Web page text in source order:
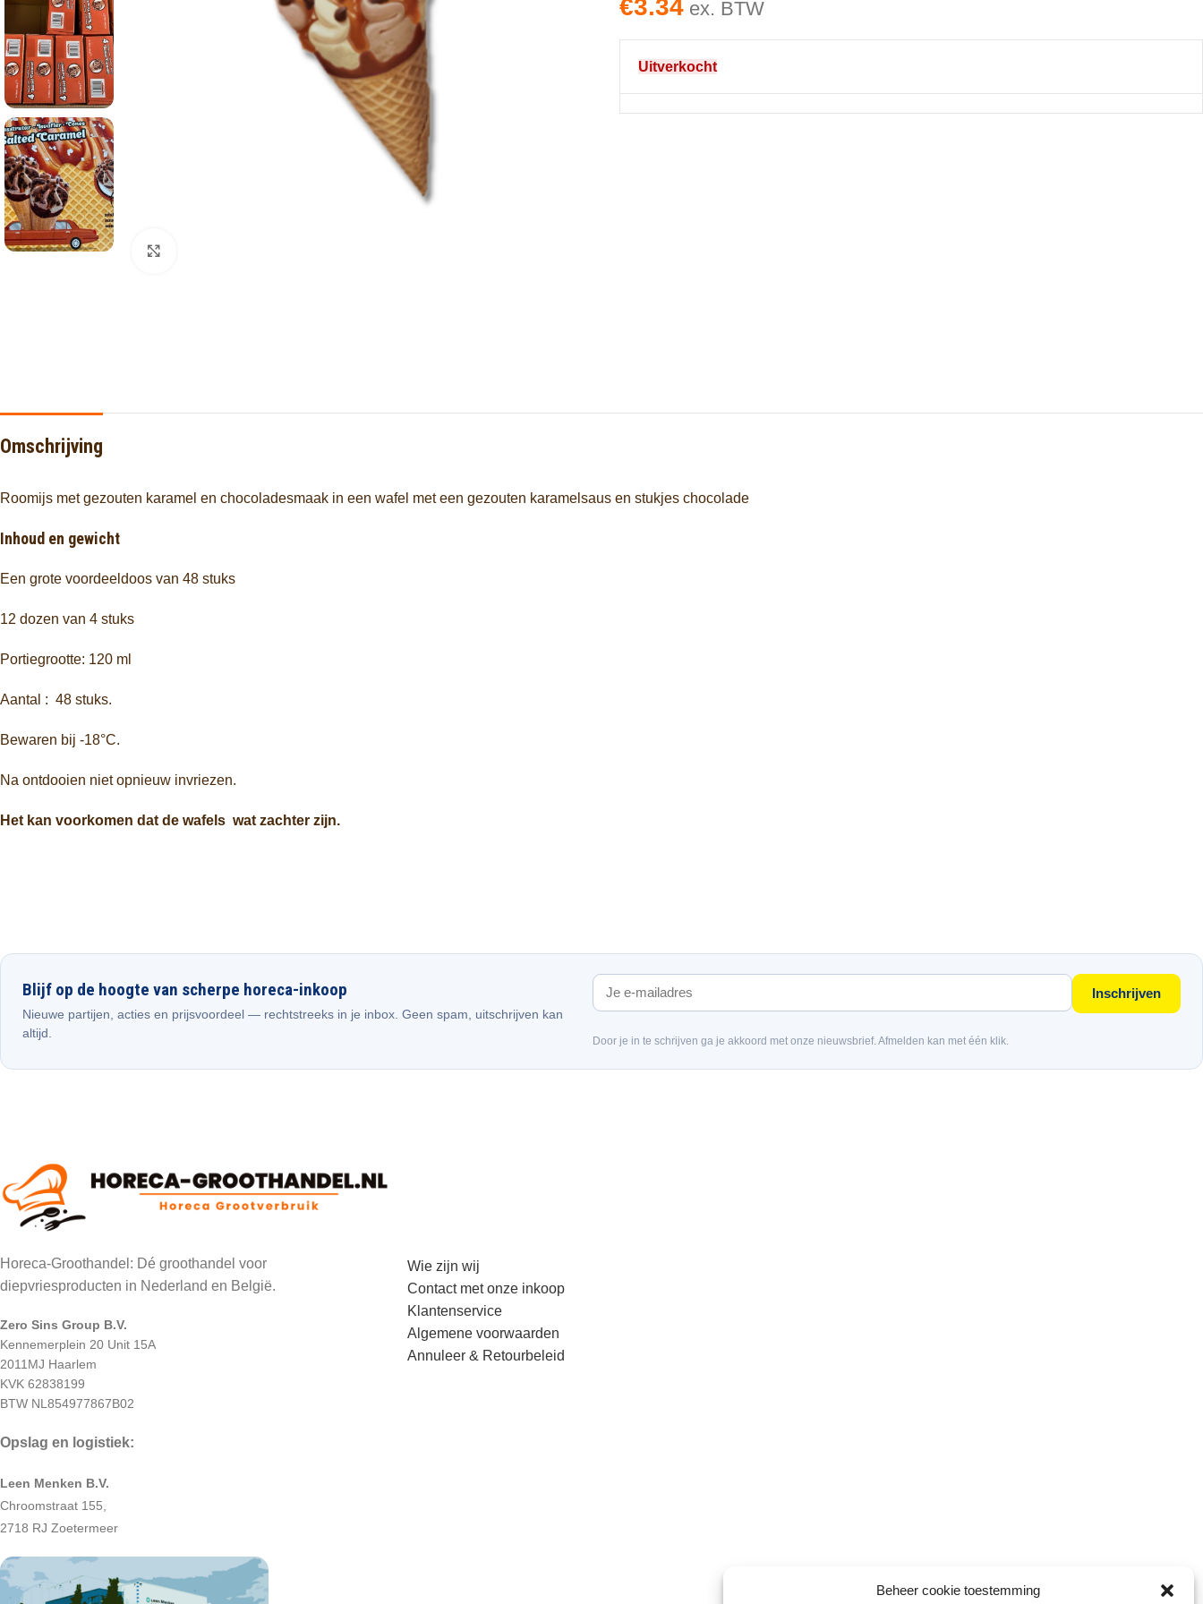
Beheer cookie toestemming
€3.34 ex. BTW
Uitverkocht
Omschrijving
Roomijs met gezouten karamel en chocoladesmaak in een wafel met een gezouten karamelsaus en stukjes chocolade
Inhoud en gewicht
Een grote voordeeldoos van 48 stuks
12 dozen van 4 stuks
Portiegrootte: 120 ml
Aantal : 48 stuks.
Bewaren bij -18°C.
Na ontdooien niet opnieuw invriezen.
Het kan voorkomen dat de wafels wat zachter zijn.
Blijf op de hoogte van scherpe horeca-inkoop
Nieuwe partijen, acties en prijsvoordeel — rechtstreeks in je inbox. Geen spam, uitschrijven kan
altijd.
Inschrijven
Door je in te schrijven ga je akkoord met onze nieuwsbrief. Afmelden kan met één klik.
Horeca-Groothandel: Dé groothandel voor
diepvriesproducten in Nederland en België.
Zero Sins Group B.V.
Kennemerplein 20 Unit 15A
2011MJ Haarlem
KVK 62838199
BTW NL854977867B02
Opslag en logistiek:
Leen Menken B.V.
Chroomstraat 155,
2718 RJ Zoetermeer
Wie zijn wij
Contact met onze inkoop
Klantenservice
Algemene voorwaarden
Annuleer & Retourbeleid